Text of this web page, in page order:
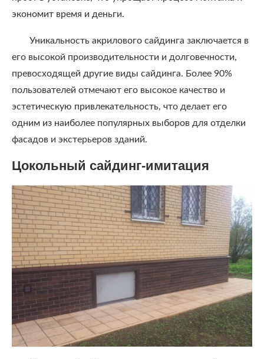
экономит время и деньги.
Уникальность акрилового сайдинга заключается в
его высокой производительности и долговечности,
превосходящей другие виды сайдинга. Более 90%
пользователей отмечают его высокое качество и
эстетическую привлекательность, что делает его
одним из наиболее популярных выборов для отделки
фасадов и экстерьеров зданий.
Цокольный сайдинг-имитация